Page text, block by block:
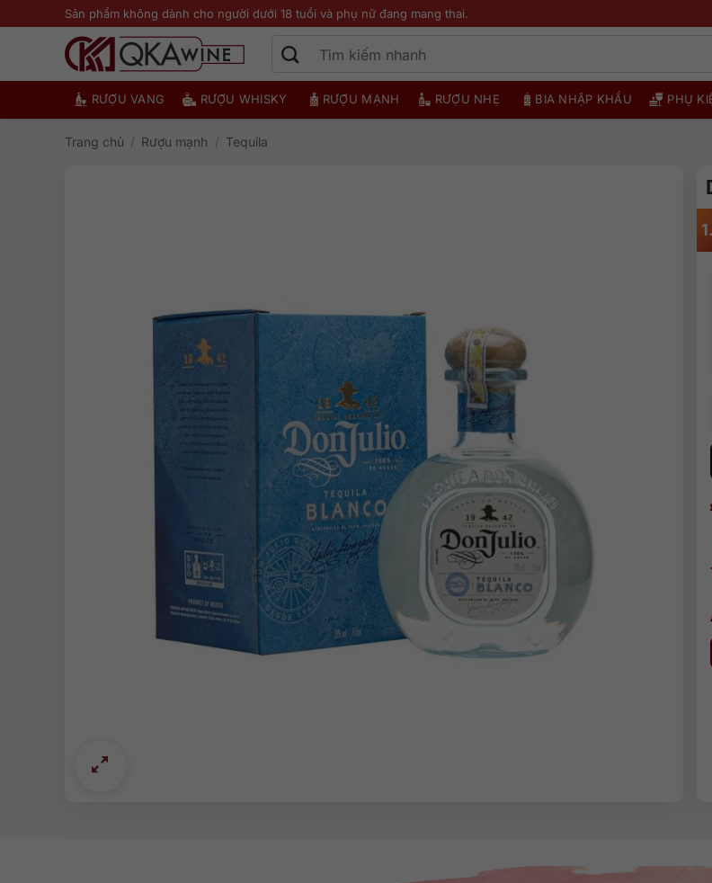
qua
Sản phẩm không dành cho người dưới 18 tuổi và phụ nữ đang mang thai.
RƯỢU VANG RƯỢU WHISKY RƯỢU MẠNH RƯỢU NHẸ BIA NHẬP KHẨU PHỤ
Trang chủ / Rượu mạnh / Tequila